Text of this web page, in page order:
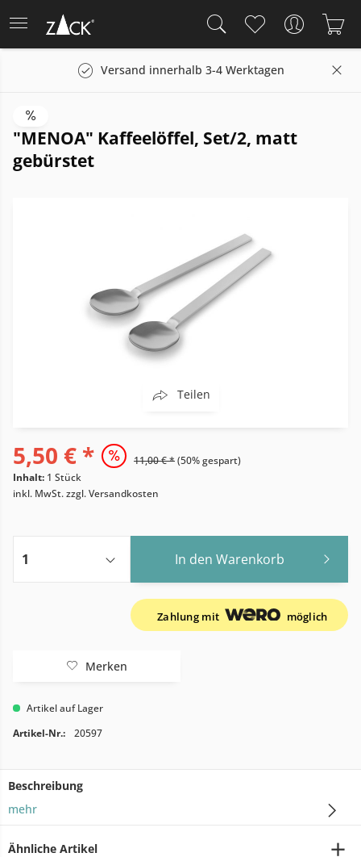
Versand innerhalb 3-4 Werktagen
"MENOA" Kaffeelöffel, Set/2, matt
gebürstet
Teilen
5,50 € * 11,00 € *(50% gespart)
Inhalt: 1 Stück
inkl. MwSt.zzgl. Versandkosten
In den Warenkorb
Zahlung mit möglich
Merken
Artikel auf Lager
Artikel-Nr.:
20597
Beschreibung
mehr
Ähnliche Artikel